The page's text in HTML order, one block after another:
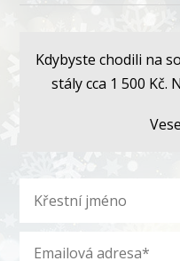
Kdybyste chodili na
stály cca 1 500 Kč.